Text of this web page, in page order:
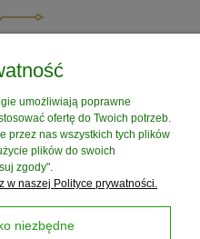
do koszyka
umożliwiają poprawne
ofertę do Twoich potrzeb.
przez nas wszystkich tych plików
plików do swoich
zgody".
w naszej Polityce prywatności.
niezbędne